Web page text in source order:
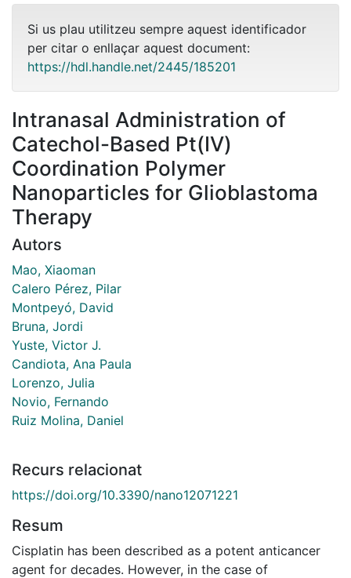
Si us plau utilitzeu sempre aquest identificador
per citar o enllaçar aquest document:
https://hdl.handle.net/2445/185201
Intranasal Administration of
Catechol-Based Pt(IV)
Coordination Polymer
Nanoparticles for Glioblastoma
Therapy
Autors
Mao, Xiaoman
Calero Pérez, Pilar
Montpeyó, David
Bruna, Jordi
Yuste, Victor J.
Candiota, Ana Paula
Lorenzo, Julia
Novio, Fernando
Ruiz Molina, Daniel
Recurs relacionat
https://doi.org/10.3390/nano12071221
Resum
Cisplatin has been described as a potent anticancer
agent for decades. However, in the case of